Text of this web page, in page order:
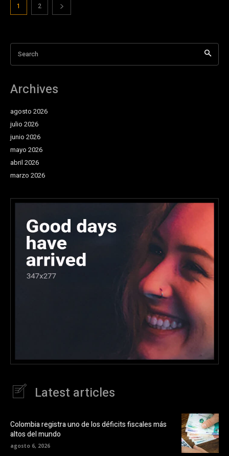
1 2
Search
Archives
agosto 2026
julio 2026
junio 2026
mayo 2026
abril 2026
marzo 2026
Latest articles
Colombia registra uno de los déficits fiscales más
altos del mundo
agosto 6, 2026